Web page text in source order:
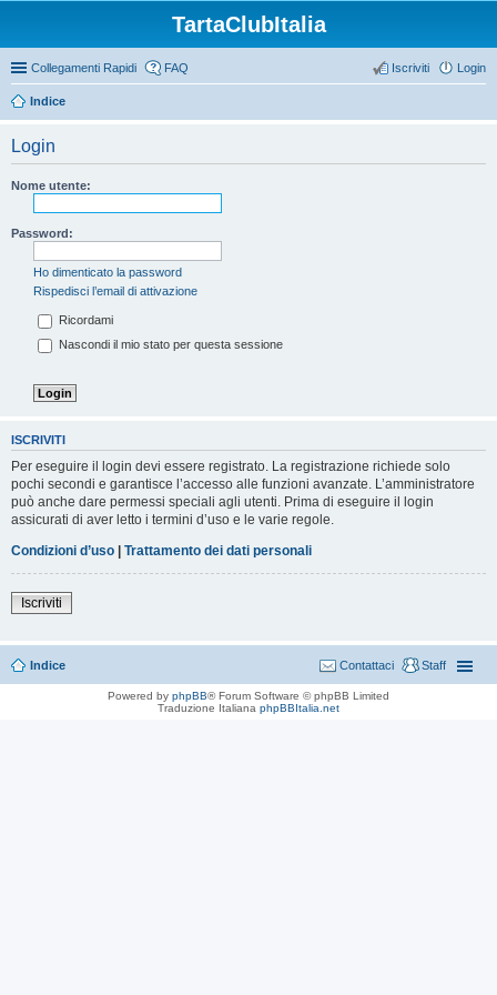
TartaClubItalia
Collegamenti Rapidi FAQ Login
Iscriviti
Indice
Login
Nome utente:
Password:
Ho dimenticato la password
Rispedisci l’email di attivazione
Ricordami
Nascondi il mio stato per questa sessione
ISCRIVITI
Per eseguire il login devi essere registrato. La registrazione richiede solo
pochi secondi e garantisce l’accesso alle funzioni avanzate. L’amministratore
può anche dare permessi speciali agli utenti. Prima di eseguire il login
assicurati di aver letto i termini d’uso e le varie regole.
Condizioni d’uso | Trattamento dei dati personali
Iscriviti
Indice Staff
Contattaci
Powered by phpBB® Forum Software © phpBB Limited
Traduzione Italiana phpBBItalia.net